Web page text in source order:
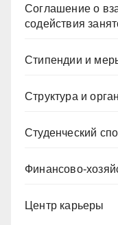
Соглашение о
содействия
Стипендии и
Структура и
Студенческий
Финансово-
Центр карьеры